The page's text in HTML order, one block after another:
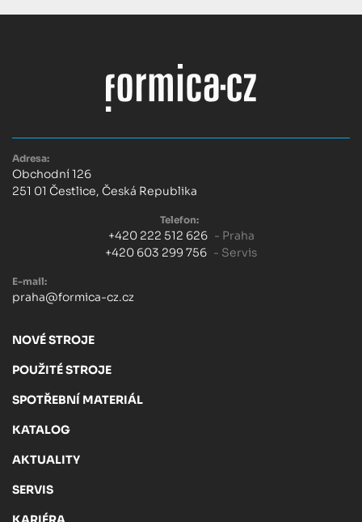
Adresa:
Obchodní 126
251 01 Čestlice, Česká Republika
Telefon:
+420 222 512 626 - Praha
+420 603 299 756 - Servis
E-mail:
praha@formica-cz.cz
NOVÉ STROJE
POUŽITÉ STROJE
SPOTŘEBNÍ MATERIÁL
KATALOG
AKTUALITY
SERVIS